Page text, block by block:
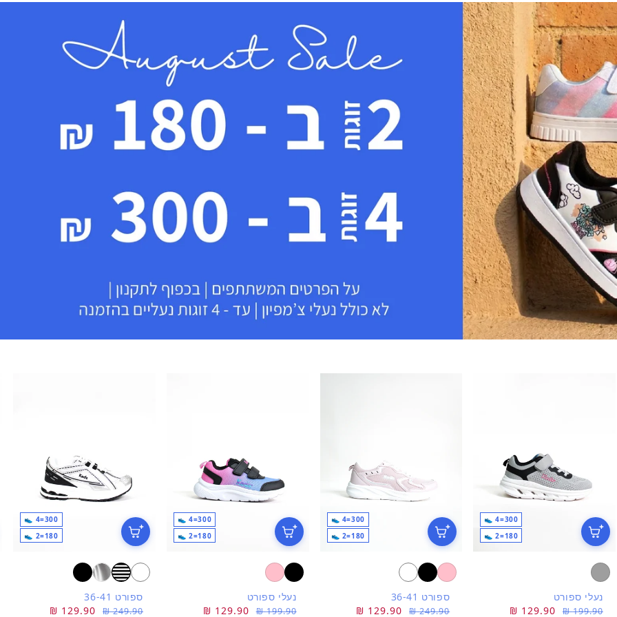
300=4 👟
180=2 👟
נעלי ספורט
מחיר
199.90 ₪
מחיר
129.90 ₪
300=4 👟
180=2 👟
ספורט 36-41
מחיר
249.90 ₪
מחיר
129.90 ₪
300=4 👟
180=2 👟
נעלי ספורט
מחיר
199.90 ₪
מחיר
129.90 ₪
300=4 👟
180=2 👟
ספורט 36-41
מחיר
249.90 ₪
מחיר
129.90 ₪